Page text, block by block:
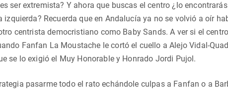
ser extremista? Y ahora que buscas el centro ¿lo
izquierda? Recuerda que en Andalucía ya no se volvió a oír
centrista democristiano como Baby Sands. A ver si el
Fanfan La Moustache le cortó el cuello a Alejo Vidal-
se lo exigió el Muy Honorable y Honrado Jordi Pujol.
pasarme todo el rato echándole culpas a Fanfan o a